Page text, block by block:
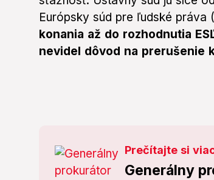
Európsky súd pre ľudské práva
konania až do rozhodnutia
nevidel dôvod na prerušenie
Prečítajte si
Generálny